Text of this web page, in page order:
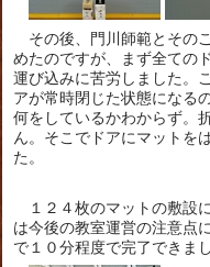
その後、門川師範とその
めたのですが、まず全ての
運び込みに苦労しました。
アが常時閉じた状態になる
何をしているかわからず。
ん。そこでドアにマットを
た。
１２４枚のマットの敷設
は今後の教室運営の注意点
で１０分程度で完了できまし